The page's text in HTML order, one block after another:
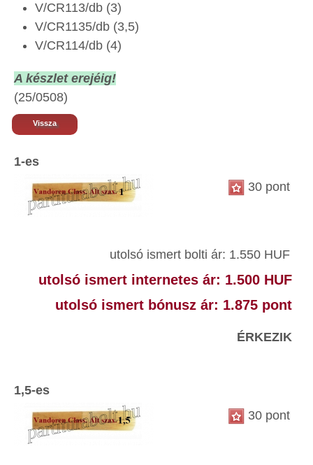
V/CR113/db (3)
V/CR1135/db (3,5)
V/CR114/db (4)
A készlet erejéig!
(25/0508)
Vissza
1-es
30 pont
utolsó ismert bolti ár: 1.550 HUF
utolsó ismert internetes ár: 1.500 HUF
utolsó ismert bónusz ár: 1.875 pont
ÉRKEZIK
1,5-es
30 pont